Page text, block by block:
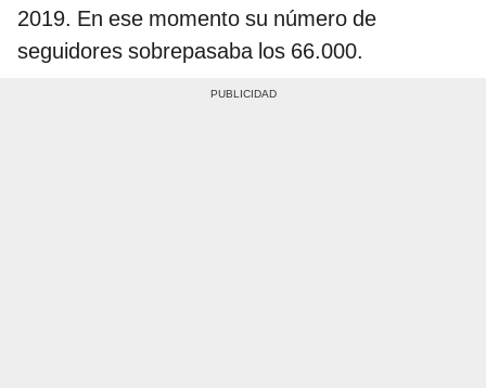
2019. En ese momento su número de
seguidores sobrepasaba los 66.000.